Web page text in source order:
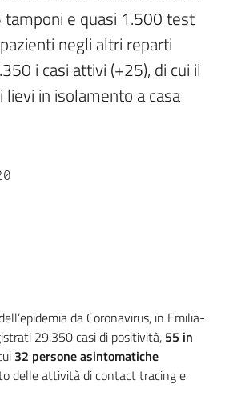
e quasi 1.500 test
negli altri reparti
i casi attivi (+25), di cui il
lievi in isolamento a casa
da Coronavirus, in Emilia-
29.350 casi di positività, 55 in
32 persone asintomatiche
delle attività di contact tracing e